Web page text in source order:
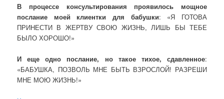
В процессе консультирования проявилось мощное
послание моей клиентки для бабушки: «Я ГОТОВА
ПРИНЕСТИ В ЖЕРТВУ СВОЮ ЖИЗНЬ, ЛИШЬ БЫ ТЕБЕ
БЫЛО ХОРОШО!»
И еще одно послание, но такое тихое, сдавленное:
«БАБУШКА, ПОЗВОЛЬ МНЕ БЫТЬ ВЗРОСЛОЙ! РАЗРЕШИ
МНЕ МОЮ ЖИЗНЬ!»